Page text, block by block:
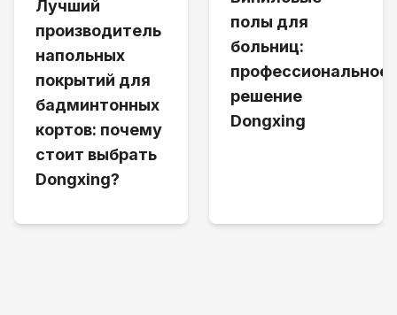
Лучший
производитель
напольных
покрытий для
бадминтонных
кортов: почему
стоит выбрать
Dongxing?
полы для
больниц:
профессиональное
решение
Dongxing